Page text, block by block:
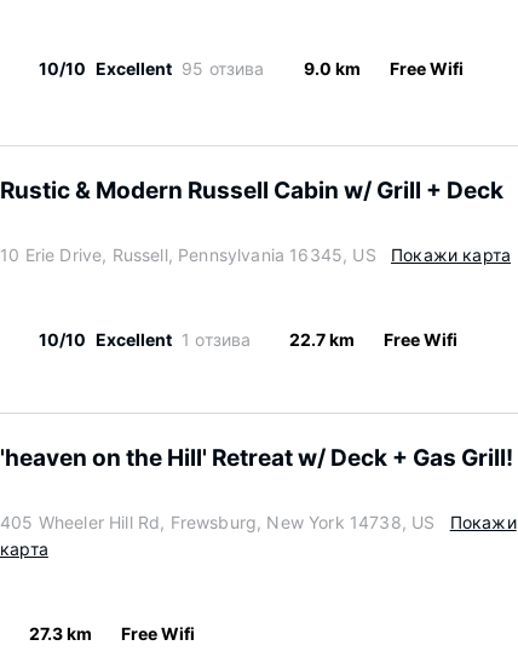
10/10 Excellent 95 отзива 9.0 km Free Wifi
Rustic & Modern Russell Cabin w/ Grill + Deck
10 Erie Drive, Russell, Pennsylvania 16345, US Покажи карта
10/10 Excellent 1 отзива 22.7 km Free Wifi
'heaven on the Hill' Retreat w/ Deck + Gas Grill!
405 Wheeler Hill Rd, Frewsburg, New York 14738, US
Покажи
карта
27.3 km Free Wifi